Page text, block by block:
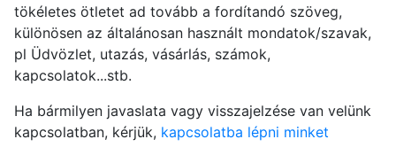
tökéletes ötletet ad tovább a fordítandó szöveg,
különösen az általánosan használt mondatok/szavak,
pl Üdvözlet, utazás, vásárlás, számok,
kapcsolatok...stb.
Ha bármilyen javaslata vagy visszajelzése van velünk
kapcsolatban, kérjük, kapcsolatba lépni minket